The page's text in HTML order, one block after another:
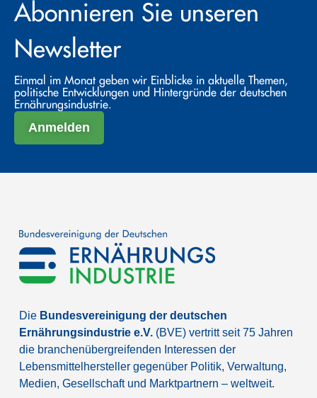
Abonnieren Sie unseren
Newsletter
Einmal im Monat geben wir Einblicke in aktuelle Themen,
politische Entwicklungen und Hintergründe der deutschen
Ernährungsindustrie.
Anmelden
Die Bundesvereinigung der deutschen
Ernährungsindustrie e.V. (BVE) vertritt seit 75 Jahren
die branchenübergreifenden Interessen der
Lebensmittelhersteller gegenüber Politik, Verwaltung,
Medien, Gesellschaft und Marktpartnern – weltweit.